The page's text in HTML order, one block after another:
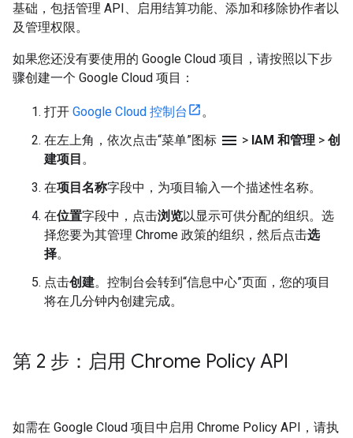
基础，包括管理 API、启用结算功能、添加和移除协作者以
及管理权限。
如果您还没有要使用的 Google Cloud 项目，请按照以下步
骤创建一个 Google Cloud 项目：
打开 Google Cloud 控制台
。
在左上角，依次点击“菜单”图标 menu > IAM 和管理 > 创
建项目。
在项目名称字段中，为项目输入一个描述性名称。
在位置字段中，点击浏览以显示可供分配的组织。选
择您要为其管理 Chrome 政策的组织，然后点击选
择。
点击创建。控制台会转到“信息中心”页面，您的项目
将在几分钟内创建完成。
第 2 步：启用 Chrome Policy API
如需在 Google Cloud 项目中启用 Chrome Policy API，请执